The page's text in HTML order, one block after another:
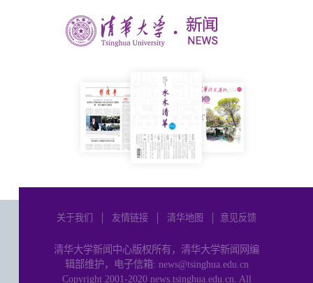
关于我们 友情链接 清华地图 意见反馈
清华大学新闻中心版权所有，清华大学新闻网编
辑部维护，电子信箱: news@tsinghua.edu.cn
Copyright 2001-2020 news.tsinghua.edu.cn. All